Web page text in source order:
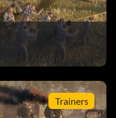
Trainers